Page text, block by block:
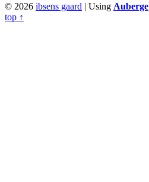
© 2026 ibsens gaard | Using Auberge
top ↑